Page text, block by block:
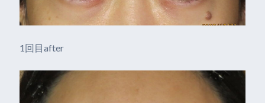
1回目after